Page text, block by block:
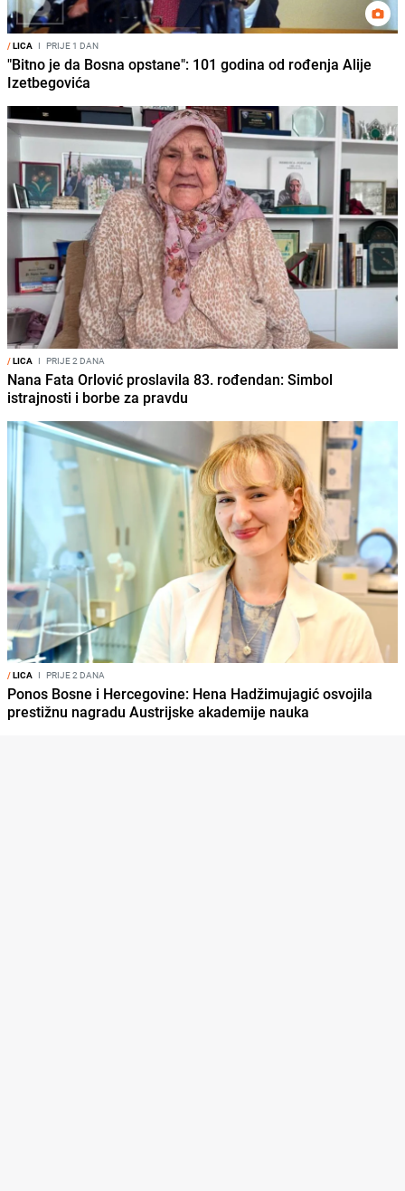
/LICA I PRIJE 1 DAN
"Bitno je da Bosna opstane": 101 godina od rođenja Alije
Izetbegovića
/LICA I PRIJE 2 DANA
Nana Fata Orlović proslavila 83. rođendan: Simbol
istrajnosti i borbe za pravdu
/LICA I PRIJE 2 DANA
Ponos Bosne i Hercegovine: Hena Hadžimujagić osvojila
prestižnu nagradu Austrijske akademije nauka